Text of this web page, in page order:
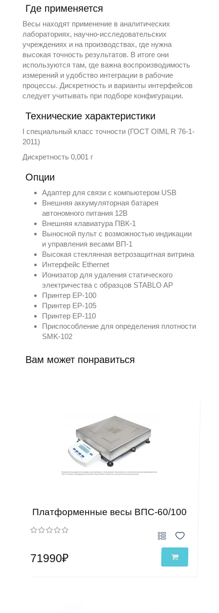
Где применяется
Весы находят применение в аналитических
лабораториях, научно-исследовательских
учреждениях и на производствах, где нужна
высокая точность результатов. В итоге они
используются там, где важна воспроизводимость
измерений и удобство интеграции в рабочие
процессы. Дискретность и варианты интерфейсов
следует учитывать при подборе конфигурации.
Технические характеристики
I специальный класс точности (ГОСТ OIML R 76-1-
2011)
Дискретность 0,001 г
Опции
Адаптер для связи с компьютером USB
Внешняя аккумуляторная батарея
автономного питания 12В
Внешняя клавиатура ПВК-1
Выносной пульт с возможностью индикации
и управления весами ВП-1
Высокая стеклянная ветрозащитная витрина
Интерфейс Ethernet
Ионизатор для удаления статического
электричества с образцов STABLO AP
Принтер ЕР-100
Принтер ЕР-105
Принтер ЕР-110
Приспособление для определения плотности
SMK-102
Вам может понравиться
Платформенные весы ВПС-60/100
71990₽